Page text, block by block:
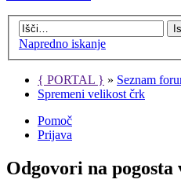
Napredno iskanje
{ PORTAL } » Seznam
Spremeni velikost črk
Pomoč
Prijava
Odgovori na pogosta